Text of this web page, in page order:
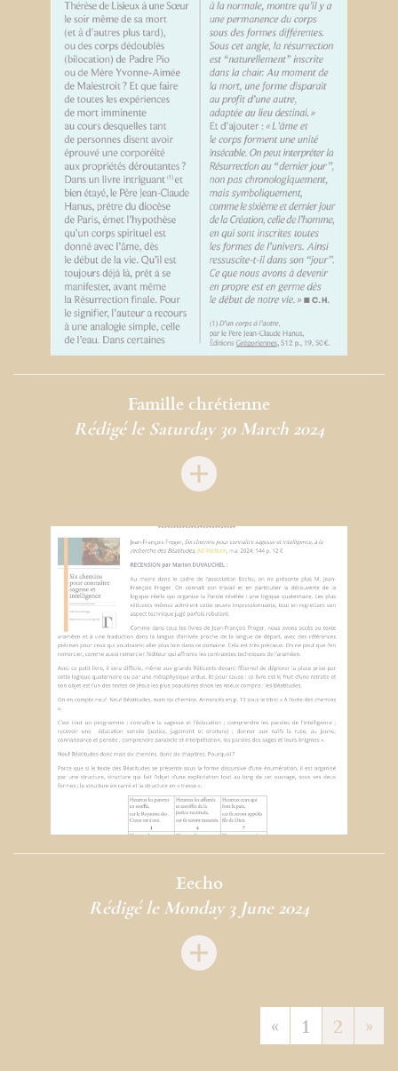
Famille chrétienne
Rédigé le Saturday 30 March 2024
Eecho
Rédigé le Monday 3 June 2024
« 1 2 »